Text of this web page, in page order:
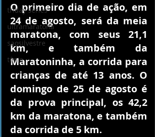
triday series
ultramaratona
saosilvestre
tênis
O primeiro dia de ação, em
24 de agosto, será da meia
maratona, com seus 21,1
km, e também da
Maratoninha, a corrida para
crianças de até 13 anos. O
domingo de 25 de agosto é
da prova principal, os 42,2
km da maratona, e também
da corrida de 5 km.